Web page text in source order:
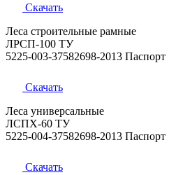
Скачать
Леса строительные рамные
ЛРСП-100 ТУ
5225-003-37582698-2013 Паспорт
Скачать
Леса универсальные
ЛСПХ-60 ТУ
5225-004-37582698-2013 Паспорт
Скачать